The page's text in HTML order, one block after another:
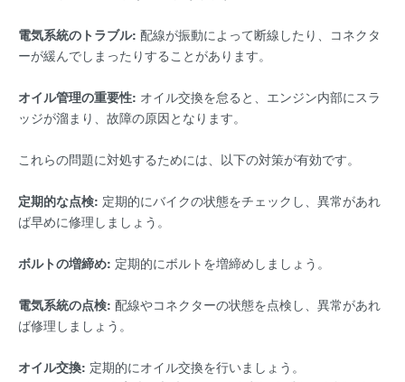
電気系統のトラブル: 配線が振動によって断線したり、コネクタ
ーが緩んでしまったりすることがあります。
オイル管理の重要性: オイル交換を怠ると、エンジン内部にスラ
ッジが溜まり、故障の原因となります。
これらの問題に対処するためには、以下の対策が有効です。
定期的な点検: 定期的にバイクの状態をチェックし、異常があれ
ば早めに修理しましょう。
ボルトの増締め: 定期的にボルトを増締めしましょう。
電気系統の点検: 配線やコネクターの状態を点検し、異常があれ
ば修理しましょう。
オイル交換: 定期的にオイル交換を行いましょう。